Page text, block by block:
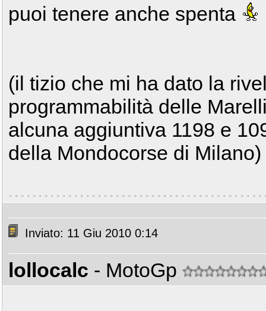
puoi tenere anche spenta
(il tizio che mi ha dato la
programmabilità delle
alcuna aggiuntiva 1198 e
della Mondocorse di Milano)
Inviato: 11 Giu 2010 0:14
lollocalc - MotoGp